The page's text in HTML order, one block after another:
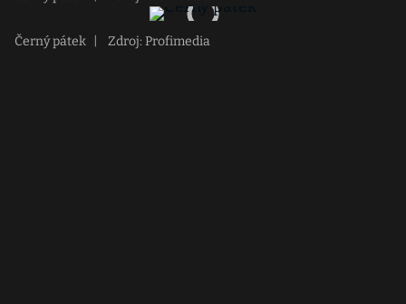
Černý pátek Zdroj: Profimedia